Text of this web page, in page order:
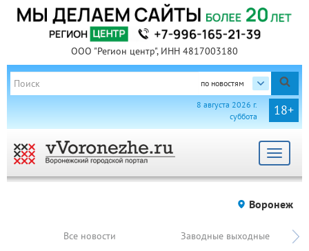
ООО "Регион центр", ИНН 4817003180
по новостям
18+
8 августа 2026 г.
суббота
Toggle
Воронеж
Все новости Заводные выходные